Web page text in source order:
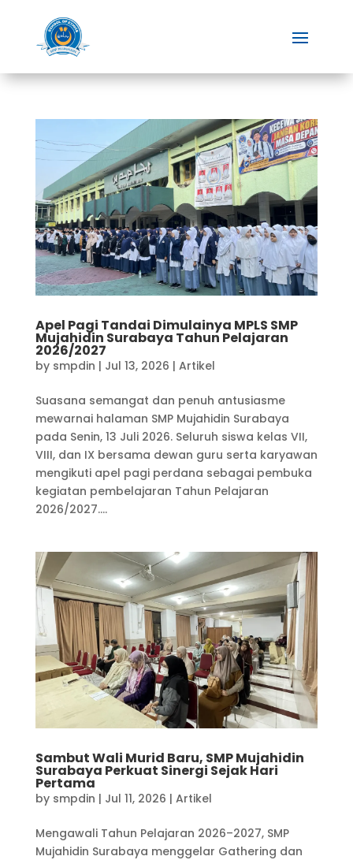
Apel Pagi Tandai Dimulainya MPLS SMP
Mujahidin Surabaya Tahun Pelajaran
2026/2027
by smpdin | Jul 13, 2026 | Artikel
Suasana semangat dan penuh antusiasme
mewarnai halaman SMP Mujahidin Surabaya
pada Senin, 13 Juli 2026. Seluruh siswa kelas VII,
VIII, dan IX bersama dewan guru serta karyawan
mengikuti apel pagi perdana sebagai pembuka
kegiatan pembelajaran Tahun Pelajaran
2026/2027....
Sambut Wali Murid Baru, SMP Mujahidin
Surabaya Perkuat Sinergi Sejak Hari
Pertama
by smpdin | Jul 11, 2026 | Artikel
Mengawali Tahun Pelajaran 2026–2027, SMP
Mujahidin Surabaya menggelar Gathering dan